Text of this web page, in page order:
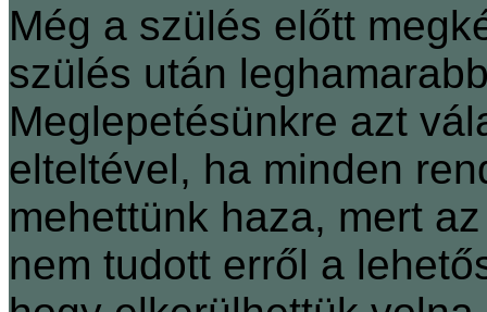
Még a szülés előtt
szülés után
Meglepetésünkre azt
elteltével, ha minden
mehettünk haza, mert
nem tudott erről a